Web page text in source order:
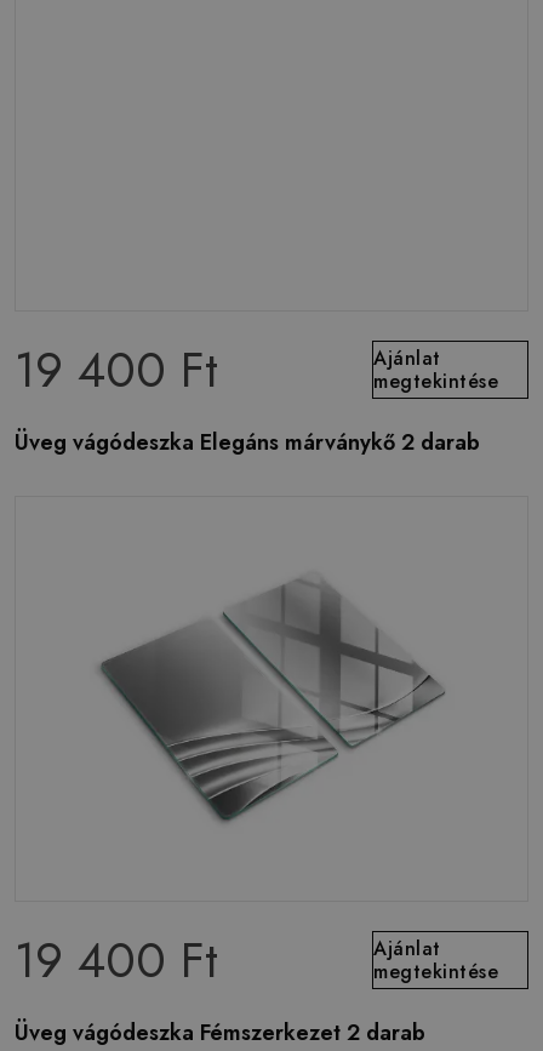
19 400 Ft
Ajánlat
megtekintése
Üveg vágódeszka Elegáns márványkő 2 darab
19 400 Ft
Ajánlat
megtekintése
Üveg vágódeszka Fémszerkezet 2 darab